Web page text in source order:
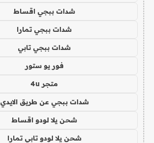
شدات ببجي اقساط
شدات ببجي تمارا
شدات ببجي تابي
فور يو ستور
متجر 4u
شدات ببجي عن طريق الايدي
شحن يلا لودو اقساط
شحن يلا لودو تابي تمارا